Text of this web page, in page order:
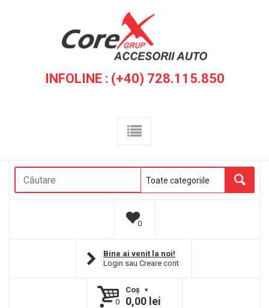
INFOLINE : (+40) 728.115.850
0
Bine ai venit la noi!
Login sau Creare cont
Coş
0
0,00 lei